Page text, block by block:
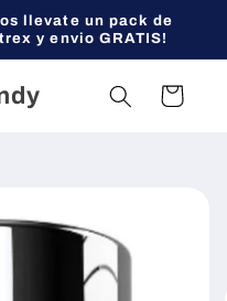
llevate un pack de
y envio GRATIS!
Carrito